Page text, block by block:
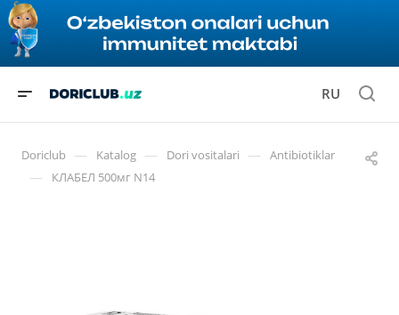
RU
Doriclub — Katalog — Dori vositalari — Antibiotiklar
— КЛАБЕЛ 500мг N14